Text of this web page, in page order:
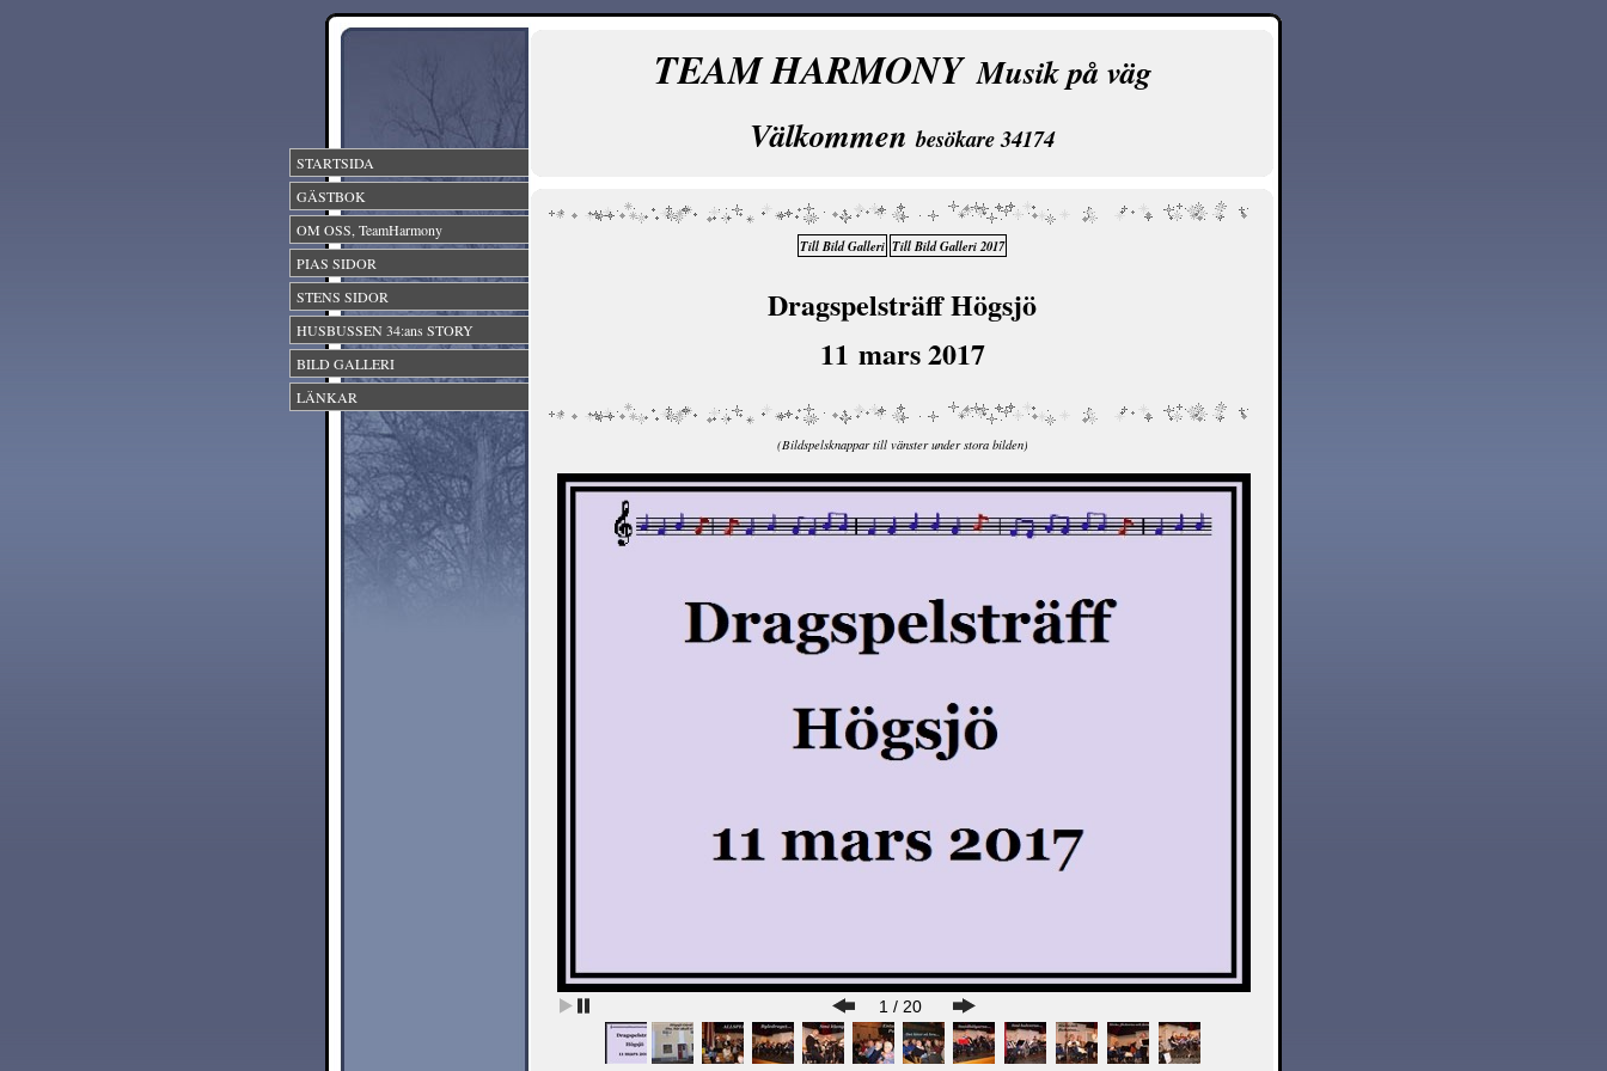
STARTSIDA
GÄSTBOK
OM OSS, TeamHarmony
PIAS SIDOR
STENS SIDOR
HUSBUSSEN 34:ans STORY
BILD GALLERI
LÄNKAR
TEAM HARMONYMusik på väg
Välkommenbesökare 34174
Till Bild Galleri Till Bild Galleri 2017
Dragspelsträff Högsjö
11 mars 2017
(Bildspelsknappar till vänster under stora bilden)
1 / 20